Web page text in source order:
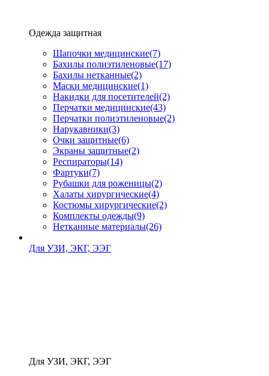
Одежда защитная
Шапочки медицинские(7)
Бахилы полиэтиленовые(17)
Бахилы нетканные(2)
Маски медицинские(1)
Накидки для посетителей(2)
Перчатки медицинские(43)
Перчатки полиэтиленовые(2)
Нарукавники(3)
Очки защитные(6)
Экраны защитные(2)
Рeспираторы(14)
Фартуки(7)
Рубашки для роженицы(2)
Халаты хирургические(4)
Костюмы хирургические(2)
Комплекты одежды(9)
Нетканные материалы(26)
Для УЗИ, ЭКГ, ЭЭГ
Для УЗИ, ЭКГ, ЭЭГ